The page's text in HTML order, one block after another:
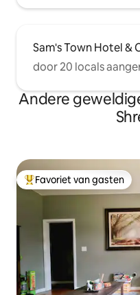
Sam's Town Hotel &
door 20 locals
Andere
Topfavoriet van gasten
Favoriet van gasten